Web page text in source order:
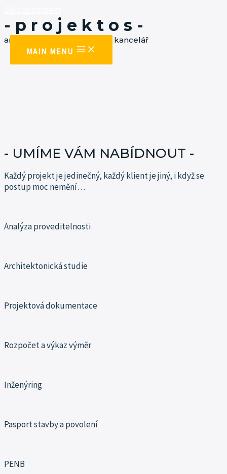
MAIN MENU
- p r o j e k t o s -
architektonická a projekční kancelář
- UMÍME VÁM NABÍDNOUT -
Každý projekt je jedinečný, každý klient je jiný, i když se
postup moc nemění…
Analýza proveditelnosti
Architektonická studie
Projektová dokumentace
Rozpočet a výkaz výměr
Inženýring
Pasport stavby a povolení
PENB